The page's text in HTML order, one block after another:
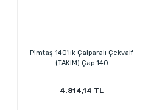
Pimtaş 140'lık Çalparalı Çekvalf
(TAKIM) Çap 140
4.814,14 TL